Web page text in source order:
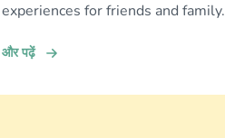
experiences for friends and family.
और पढ़ें